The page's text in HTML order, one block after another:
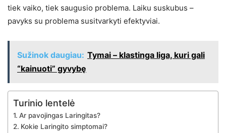
tiek vaiko, tiek saugusio problema. Laiku suskubus –
pavyks su problema susitvarkyti efektyviai.
Sužinok daugiau: Tymai – klastinga liga, kuri gali
“kainuoti” gyvybę
Turinio lentelė
Ar pavojingas Laringitas?
Kokie Laringito simptomai?